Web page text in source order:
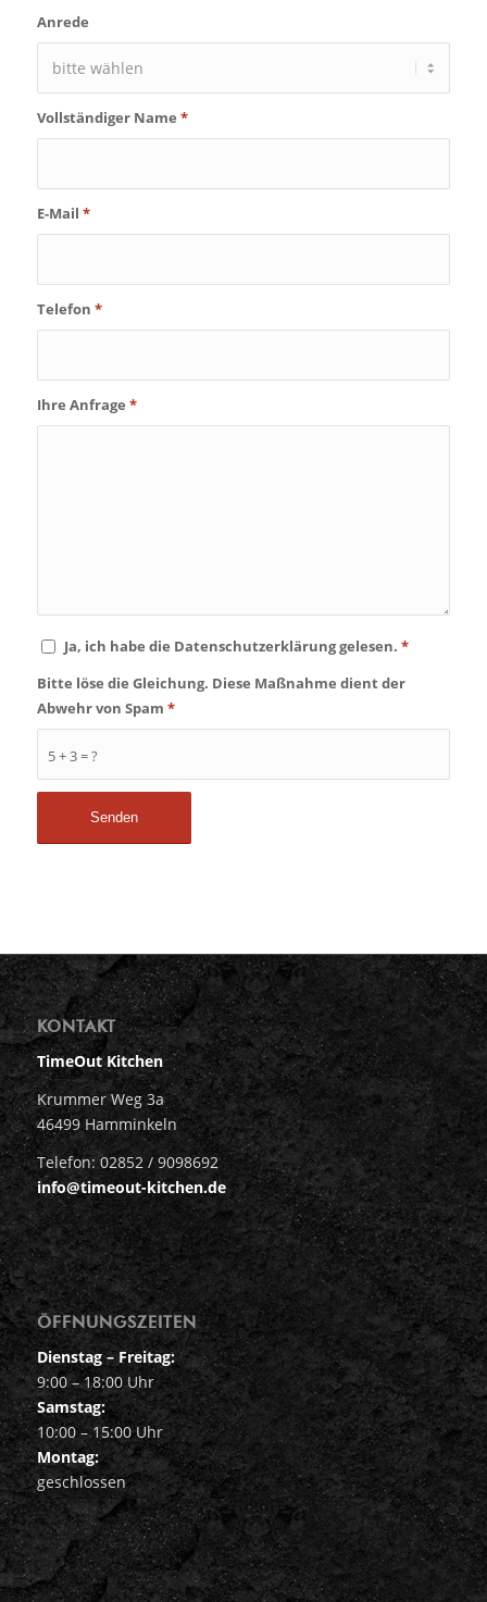
Anrede
Vollständiger Name *
E-Mail *
Telefon *
Ihre Anfrage *
Ja, ich habe die Datenschutzerklärung gelesen. *
5 + 3 = ?
Bitte löse die Gleichung. Diese Maßnahme dient der
Abwehr von Spam *
KONTAKT
TimeOut Kitchen
Krummer Weg 3a
46499 Hamminkeln
Telefon: 02852 / 9098692
info@timeout-kitchen.de
ÖFFNUNGSZEITEN
Dienstag – Freitag:
9:00 – 18:00 Uhr
Samstag:
10:00 – 15:00 Uhr
Montag:
geschlossen